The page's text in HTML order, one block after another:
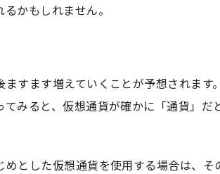
かもしれません。
すます増えていくことが予想されます
みると、仮想通貨が確かに「通貨」だ
とした仮想通貨を使用する場合は、そ